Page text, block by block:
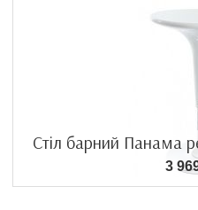
Стіл барний Панама
3